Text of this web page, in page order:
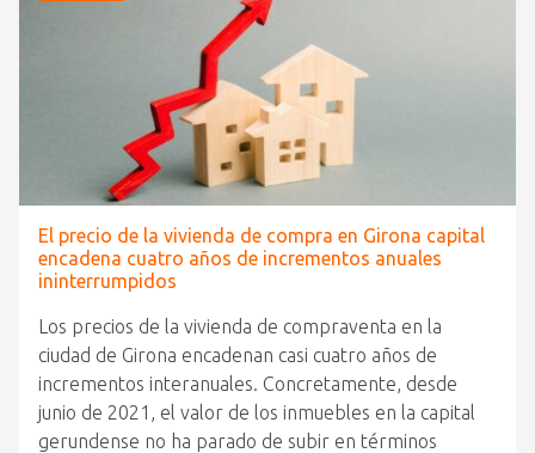
El precio de la vivienda de compra en Girona capital
encadena cuatro años de incrementos anuales
ininterrumpidos
Los precios de la vivienda de compraventa en la
ciudad de Girona encadenan casi cuatro años de
incrementos interanuales. Concretamente, desde
junio de 2021, el valor de los inmuebles en la capital
gerundense no ha parado de subir en términos